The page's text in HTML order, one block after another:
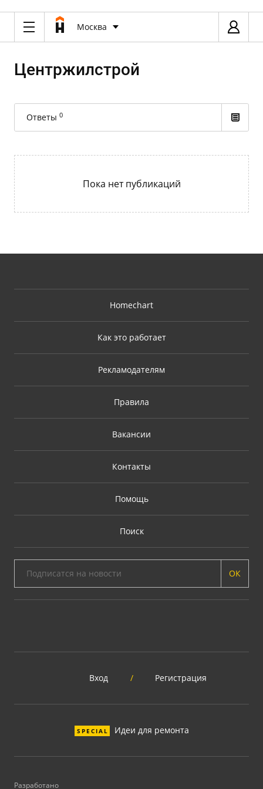
Москва
Центржилстрой
Ответы 0
Пока нет публикаций
Homechart
Как это работает
Рекламодателям
Правила
Вакансии
Контакты
Помощь
Поиск
ОК
Вход / Регистрация
SPECIAL Идеи для ремонта
Разработано